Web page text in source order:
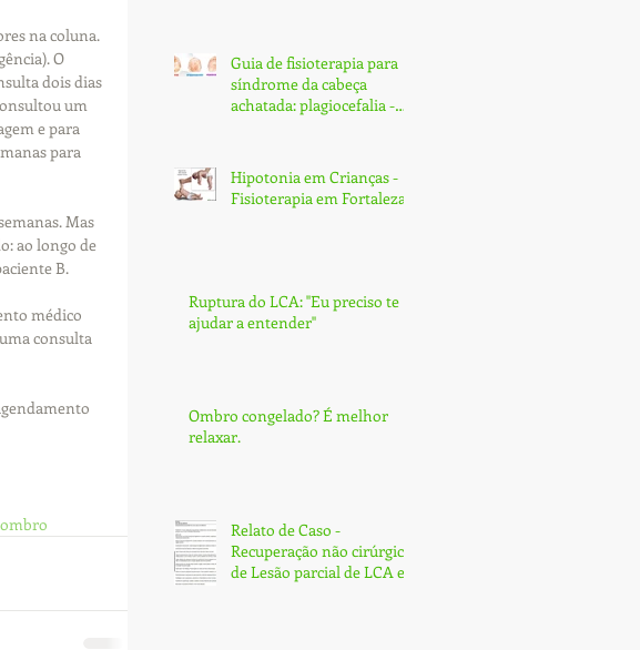
na coluna.
O
dois dias
um
e para
para
Mas
ao longo de
B.
médico
consulta
Guia de fisioterapia para
síndrome da cabeça
achatada: plagiocefalia -
Hipotonia em Crianças -
Fisioterapia em Fortaleza
Ruptura do LCA: ''Eu preciso te
ajudar a entender''
Ombro congelado? É melhor
relaxar.
Relato de Caso -
Recuperação não cirúrgica
de Lesão parcial de LCA e